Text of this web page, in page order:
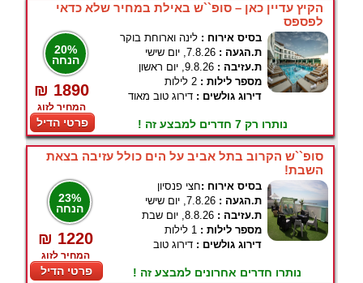
הקיץ עדיין כאן – סופ``ש באילת במחיר שלא כדאי
לפספס
20%
הנחה
₪ 1890
המחיר לזוג
פרטי הדיל
בסיס אירוח : לינה וארוחת בוקר
ת.הגעה : 7.8.26, יום שישי
ת.עזיבה : 9.8.26, יום ראשון
מספר לילות : 2 לילות
דירוג גולשים : דירוג טוב מאוד
נותרו רק 7 חדרים למבצע זה !
סופ``ש הקרוב בתל אביב על הים כולל עזיבה בצאת
השבת!
23%
הנחה
₪ 1220
המחיר לזוג
פרטי הדיל
בסיס אירוח :חצי פנסיון
ת.הגעה : 7.8.26, יום שישי
ת.עזיבה : 8.8.26, יום שבת
מספר לילות : 1 לילות
דירוג גולשים : דירוג טוב
נותרו חדרים אחרונים למבצע זה !